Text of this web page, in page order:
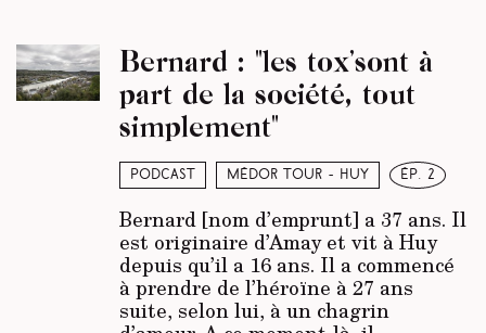
Podcast Médor Tour - Huy ép. 2
Bernard : "les tox’sont à
part de la société, tout
simplement"
Bernard [nom d’emprunt] a 37 ans. Il
est originaire d’Amay et vit à Huy
depuis qu’il a 16 ans. Il a commencé
à prendre de l’héroïne à 27 ans
suite, selon lui, à un chagrin